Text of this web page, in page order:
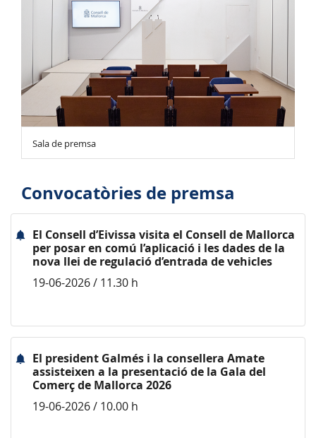
Sala de premsa
Convocatòries de premsa
El Consell d’Eivissa visita el Consell de Mallorca
per posar en comú l’aplicació i les dades de la
nova llei de regulació d’entrada de vehicles
19-06-2026 / 11.30 h
El president Galmés i la consellera Amate
assisteixen a la presentació de la Gala del
Comerç de Mallorca 2026
19-06-2026 / 10.00 h